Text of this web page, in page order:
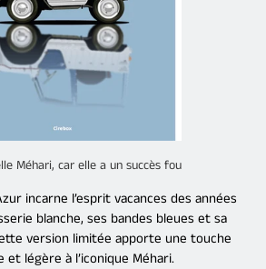
Méhari, car elle a un succès fou
incarne l’esprit vacances des années
blanche, ses bandes bleues et sa
version limitée apporte une touche
et légère à l’iconique Méhari.